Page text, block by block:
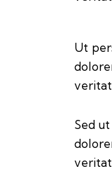
Ut
Sed